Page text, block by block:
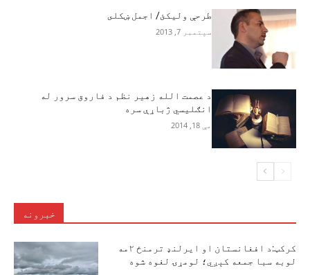
طرحې وليکئ/ اجمل ښکلى
سپتمبر 7, 2013
د عصمت الله زهیر نظم د فاروق سرور له
انګلیسي ژباړې سره
مې 18, 2014
خبرونه
کرکټ:د افغانستان او ایرلنډ ترمنځ ۲مه
لوبه سبا جمعه کېږي؛ لومړۍ لغوه شوه